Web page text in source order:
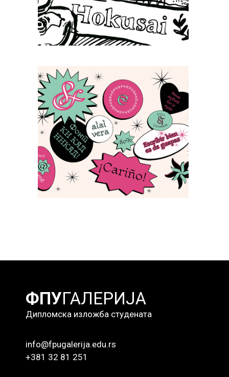
Радови студената
Писмо
Наставник: др ум. Ана Продановић,
доц.
Радови студената
ФПУГАЛЕРИЈА
Дипломска изложба студената
info@fpugalerija.edu.rs
+381 32 81 251